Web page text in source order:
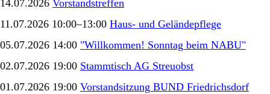
14.07.2026 Vorstandstreffen
11.07.2026 10:00–13:00 Haus- und Geländepflege
05.07.2026 14:00 "Willkommen! Sonntag beim NABU"
02.07.2026 19:00 Stammtisch AG Streuobst
01.07.2026 19:00 Vorstandsitzung BUND Friedrichsdorf